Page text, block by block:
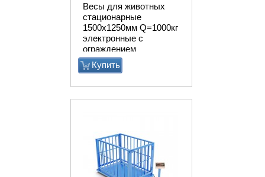
Весы для животных
стационарные
1500х1250мм Q=1000кг
электронные с
ограждением
Купить